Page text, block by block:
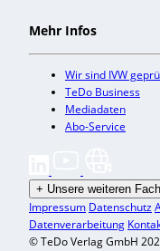
Mehr Infos
Wir sind IVW
TeDo Business
Mediadaten
Abo-Service
+ Unsere weiteren
Impressum Datenschutz
Datenverarbeitung
© TeDo Verlag GmbH